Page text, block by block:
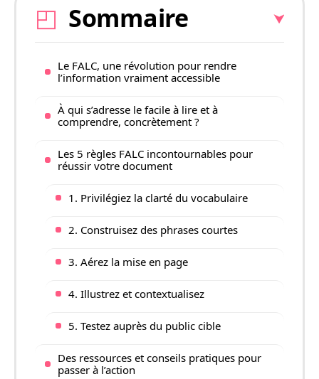
Sommaire
Le FALC, une révolution pour rendre
l’information vraiment accessible
À qui s’adresse le facile à lire et à
comprendre, concrètement ?
Les 5 règles FALC incontournables pour
réussir votre document
1. Privilégiez la clarté du vocabulaire
2. Construisez des phrases courtes
3. Aérez la mise en page
4. Illustrez et contextualisez
5. Testez auprès du public cible
Des ressources et conseils pratiques pour
passer à l’action